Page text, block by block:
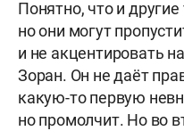
Понятно, что и
но они могут
и не акцентировать
Зоран. Он не даёт
какую-то первую
но промолчит. Но во